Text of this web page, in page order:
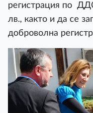
регистрация по
лв., както и да се
доброволна